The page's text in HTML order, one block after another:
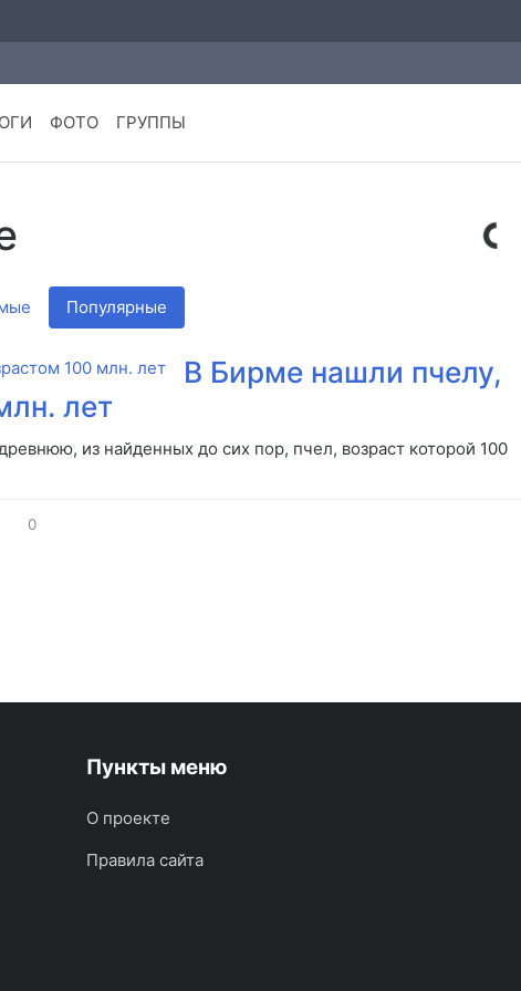
ФОТО ГРУППЫ
Популярные
В Бирме нашли пчелу,
лет
из найденных до сих пор, пчел, возраст которой 100
0
Пункты меню
О проекте
Правила сайта